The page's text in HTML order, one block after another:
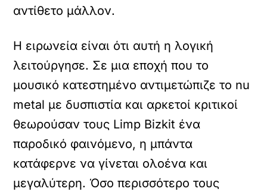
αντίθετο μάλλον.
Η ειρωνεία είναι ότι αυτή η λογική
λειτούργησε. Σε μια εποχή που το
μουσικό κατεστημένο αντιμετώπιζε το nu
metal με δυσπιστία και αρκετοί κριτικοί
θεωρούσαν τους Limp Bizkit ένα
παροδικό φαινόμενο, η μπάντα
κατάφερνε να γίνεται ολοένα και
μεγαλύτερη. Όσο περισσότερο τους